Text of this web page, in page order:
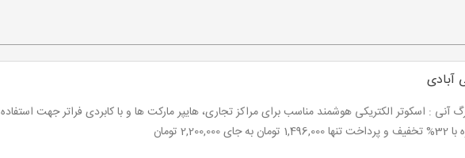
آبادی
آنی : اسکوتر الکتریکی هوشمند مناسب برای مراکز تجاری، هایپر مارکت ها و با کابردی فراتر جهت استفاده
جای 2,200,000 تومان